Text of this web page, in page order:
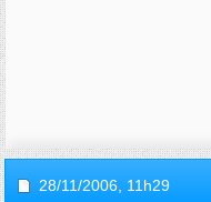
28/11/2006, 11h29